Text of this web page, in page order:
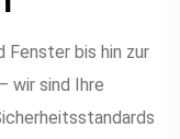
Fenster bis hin zur
wir sind Ihre